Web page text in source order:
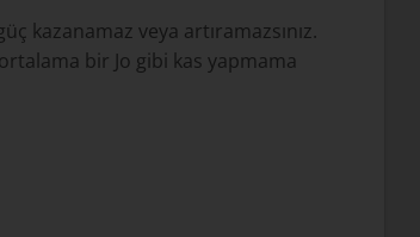
kazanamaz veya artıramazsınız.
bir Jo gibi kas yapmama